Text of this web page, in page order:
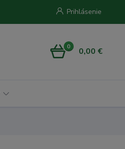
Prihlásenie
0 0,00 €